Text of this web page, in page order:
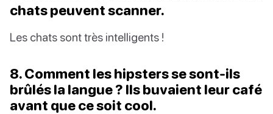
chats peuvent scanner.
Les chats sont très intelligents !
8. Comment les hipsters se sont-ils
brûlés la langue ? Ils buvaient leur café
avant que ce soit cool.